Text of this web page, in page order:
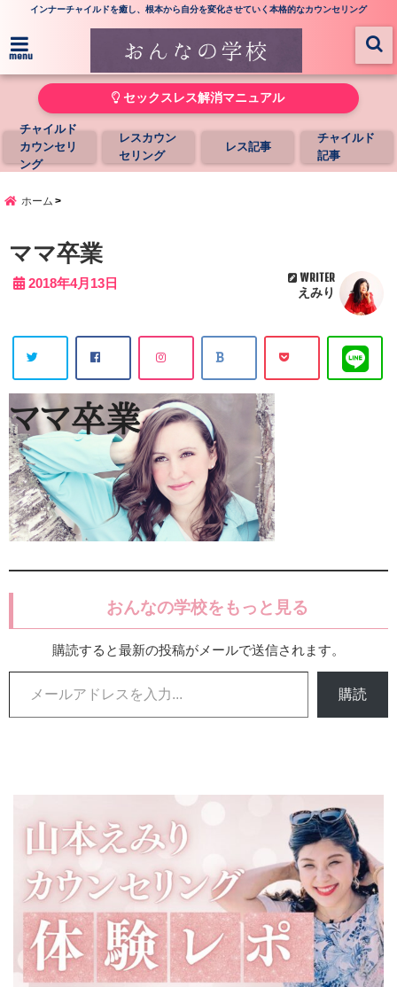
インナーチャイルドを癒し、根本から自分を変化させていく本格的なカウンセリング
menu
セックスレス解消マニュアル
チャイルド
カウンセリ
ング
レスカウン
セリング
レス記事
チャイルド
記事
ホーム
ママ卒業
2018年4月13日 WRITER
えみり
おんなの学校をもっと見る
購読すると最新の投稿がメールで送信されます。
メールアドレスを入力...
購読